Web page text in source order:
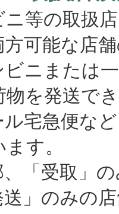
等の取扱
方可能な店
または一
物を発送で
急便など
す。
受取」の
のみの店